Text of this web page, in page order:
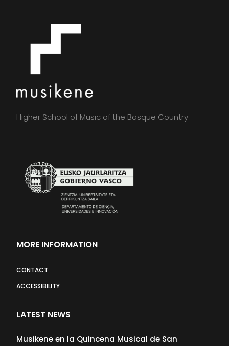
Higher School of Music of the Basque Country
MORE INFORMATION
CONTACT
ACCESSIBILITY
LATEST NEWS
Musikene en la Quincena Musical de San